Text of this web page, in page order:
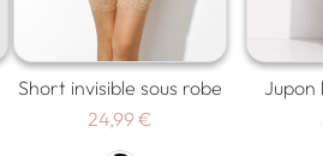
Short invisible sous robe
24,99 €
Jupon